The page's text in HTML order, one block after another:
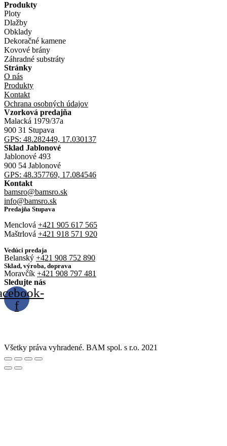
Produkty
Ploty
Dlažby
Obklady
Dekoračné kamene
Kovové brány
Záhradné substráty
Stránky
O nás
Produkty
Kontakt
Ochrana osobných údajov
Vzorková predajňa
Malacká 1979/37a
900 31 Stupava
GPS: 48.282449, 17.030137
Sklad Jablonové
Jablonové 493
900 54 Jablonové
GPS: 48.357769, 17.084546
Kontakt
bamsro@bamsro.sk
info@bamsro.sk
Predajňa Stupava
Menclová +421 905 617 565
Maštrlová +421 918 571 920
Vedúci predaja
Belanský +421 908 752 890
Sklad, výroba, doprava
Moravčík +421 908 797 481
Sledujte nás
f
Všetky práva vyhradené. BAM spol. s r.o. 2021